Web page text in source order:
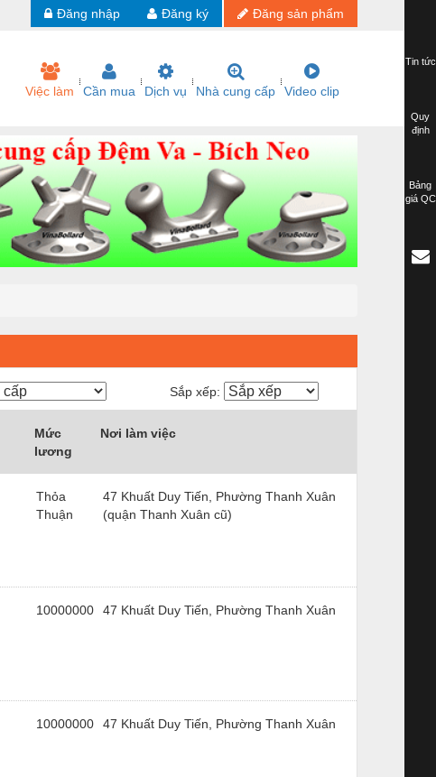
Đăng sản phẩm
Đăng ký
Đăng nhập
Việc làm Cần mua Dịch vụ Nhà cung cấp Video clip
Sắp xếp:
Mức
lương
Nơi làm việc
Thỏa
Thuận
47 Khuất Duy Tiến, Phường Thanh Xuân
(quận Thanh Xuân cũ)
10000000 47 Khuất Duy Tiến, Phường Thanh Xuân
10000000 47 Khuất Duy Tiến, Phường Thanh Xuân
Tin tức
Quy
định
Bảng
giá QC